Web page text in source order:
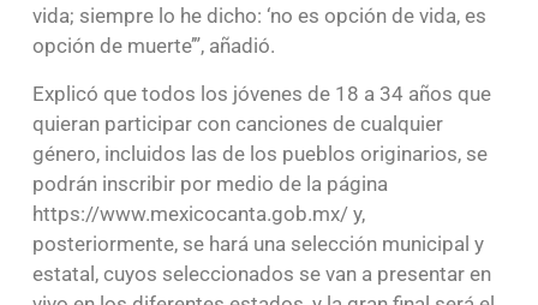
vida; siempre lo he dicho: ‘no es opción de vida, es
opción de muerte’”, añadió.
Explicó que todos los jóvenes de 18 a 34 años que
quieran participar con canciones de cualquier
género, incluidos las de los pueblos originarios, se
podrán inscribir por medio de la página
https://www.mexicocanta.gob.mx/ y,
posteriormente, se hará una selección municipal y
estatal, cuyos seleccionados se van a presentar en